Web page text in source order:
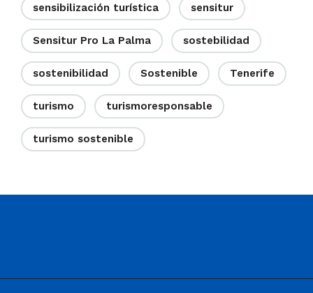
sensibilización turística sensitur
Sensitur Pro La Palma sostebilidad
sostenibilidad Sostenible Tenerife
turismo turismoresponsable
turismo sostenible